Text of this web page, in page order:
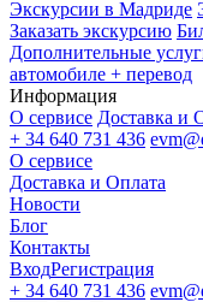
Экскурсии в Мадриде
Заказать экскурсию
Дополнительные
автомобиле + перевод
Информация
О сервисе Доставка и
+ 34 640 731 436
О сервисе
Доставка и Оплата
Новости
Блог
Контакты
ВходРегистрация
+ 34 640 731 436